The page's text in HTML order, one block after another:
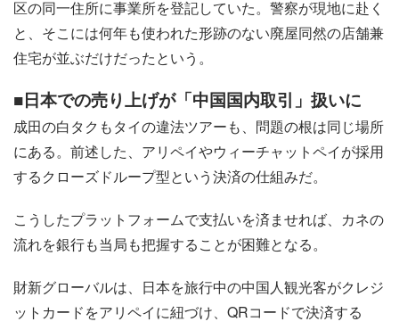
区の同一住所に事業所を登記していた。警察が現地に赴く
と、そこには何年も使われた形跡のない廃屋同然の店舗兼
住宅が並ぶだけだったという。
■日本での売り上げが「中国国内取引」扱いに
成田の白タクもタイの違法ツアーも、問題の根は同じ場所
にある。前述した、アリペイやウィーチャットペイが採用
するクローズドループ型という決済の仕組みだ。
こうしたプラットフォームで支払いを済ませれば、カネの
流れを銀行も当局も把握することが困難となる。
財新グローバルは、日本を旅行中の中国人観光客がクレジ
ットカードをアリペイに紐づけ、QRコードで決済する